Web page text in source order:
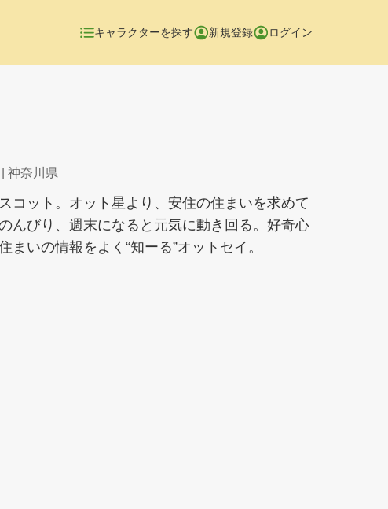
キャラクターを探す 新規登録 ログイン
| 神奈川県
コット。オット星より、安住の住まいを求めて
んびり、週末になると元気に動き回る。好奇心
まいの情報をよく“知ーる”オットセイ。